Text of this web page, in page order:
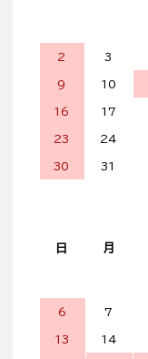
2 3
9 10
16 17
23 24
30 31
日 月
6 7
13 14